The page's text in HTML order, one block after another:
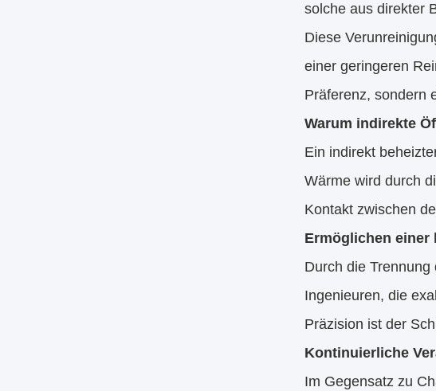
solche aus direkter
Diese
einer geringeren
Präferenz, sondern
Warum indirekte
Ein indirekt
Wärme wird durch
Kontakt zwischen
Ermöglichen einer
Durch die
Ingenieuren, die
Präzision ist der
Kontinuierliche
Im Gegensatz zu